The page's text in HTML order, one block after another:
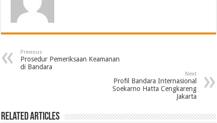
Previous
Prosedur Pemeriksaan Keamanan
di Bandara
Next
Profil Bandara Internasional
Soekarno Hatta Cengkareng
Jakarta
Related Articles